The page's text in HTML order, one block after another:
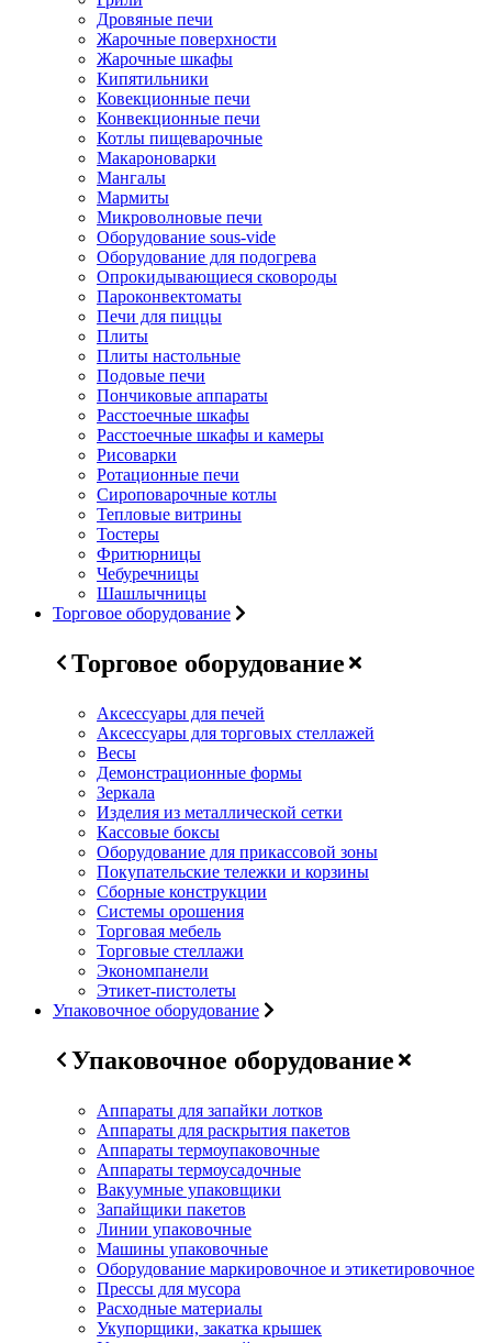
Дровяные печи
Жарочные поверхности
Жарочные шкафы
Кипятильники
Ковекционные печи
Конвекционные печи
Котлы пищеварочные
Макароноварки
Мангалы
Мармиты
Микроволновые печи
Оборудование sous-vide
Оборудование для подогрева
Опрокидывающиеся сковороды
Пароконвектоматы
Печи для пиццы
Плиты
Плиты настольные
Подовые печи
Пончиковые аппараты
Расстоечные шкафы
Расстоечные шкафы и камеры
Рисоварки
Ротационные печи
Сироповарочные котлы
Тепловые витрины
Тостеры
Фритюрницы
Чебуречницы
Шашлычницы
Торговое оборудование
Торговое оборудование
Аксессуары для печей
Аксессуары для торговых стеллажей
Весы
Демонстрационные формы
Зеркала
Изделия из металлической сетки
Кассовые боксы
Оборудование для прикассовой зоны
Покупательские тележки и корзины
Сборные конструкции
Системы орошения
Торговая мебель
Торговые стеллажи
Экономпанели
Этикет-пистолеты
Упаковочное оборудование
Упаковочное оборудование
Аппараты для запайки лотков
Аппараты для раскрытия пакетов
Аппараты термоупаковочные
Аппараты термоусадочные
Вакуумные упаковщики
Запайщики пакетов
Линии упаковочные
Машины упаковочные
Оборудование маркировочное и этикетировочное
Прессы для мусора
Расходные материалы
Укупорщики, закатка крышек